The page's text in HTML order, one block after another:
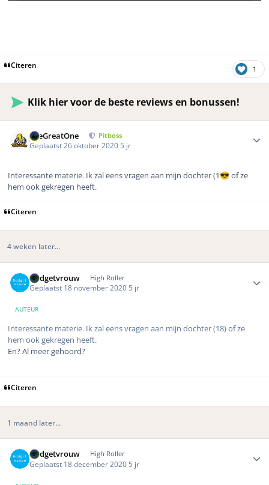
Citeren 1
Klik hier voor de beste reviews en bonussen!
TheGreatOne Pitboss
Geplaatst 26 oktober 2020 5 jr
Interessante materie. Ik zal eens vragen aan mijn dochter (1 😎 of ze
hem ook gekregen heeft.
Citeren
4 weken later...
Budgetvrouw High Roller
Geplaatst 18 november 2020 5 jr
AUTEUR
Interessante materie. Ik zal eens vragen aan mijn dochter (18) of ze
hem ook gekregen heeft.
En? Al meer gehoord?
Citeren
1 maand later...
Budgetvrouw High Roller
Geplaatst 18 december 2020 5 jr